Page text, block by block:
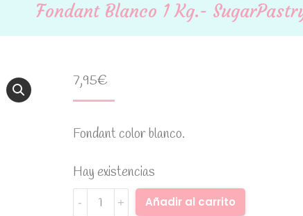
Fondant Blanco 1 Kg.-
7,95€
Fondant color blanco.
Hay existencias
Fondant
Añadir al carrito Alternative: